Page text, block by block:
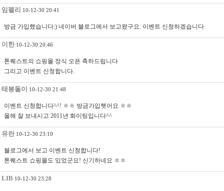
임펠리 10-12-30 20:41
방금 가입했습니다:) 네이버 블로그에서 보고왔구요. 이벤트 신청하겠습니다
이한 10-12-30 20:46
톤퀘스트의 쇼핑몰 정식 오픈 축하드립니다
그리고 이벤트 신청합니다.
태봉돌이 10-12-30 21:48
이벤트 신청합니다^^! ㅎㅎ 방금가입햇어요 ㅎㅎ
올해 잘 보내시고 2011년 화이팅입니다^^
유란 10-12-30 23:10
블로그에서 보고 이벤트 신청합니다!
톤퀘스트 쇼핑몰도 있었군요! 신기하네요 ㅎㅎ
LIB 10-12-30 23:28